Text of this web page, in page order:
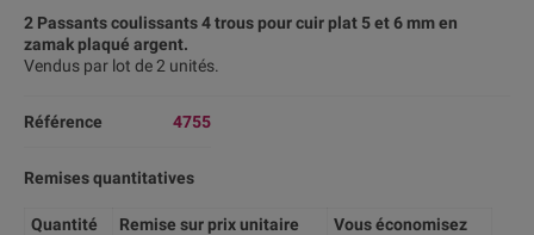
2 Passants coulissants 4 trous pour cuir plat 5 et 6 mm en
zamak plaqué argent.
Vendus par lot de 2 unités.
Référence 4755
Remises quantitatives
Quantité Remise sur prix unitaire
Vous économisez